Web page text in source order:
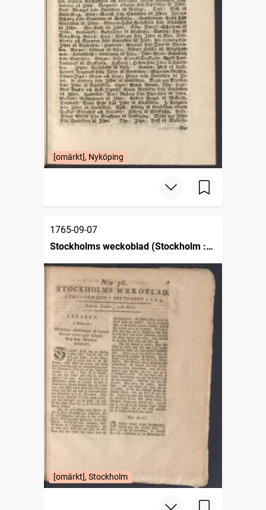
[omärkt], Nyköping
1765-09-07
Stockholms weckoblad (Stockholm :
1745)
[omärkt], Stockholm